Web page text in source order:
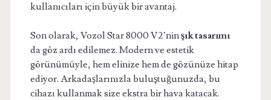
kullanıcıları için büyük bir avantaj.
Son olarak, Vozol Star 8000 V2’ninşık tasarımı
da göz ardı edilemez. Modern ve estetik
görünümüyle, hem elinize hem de gözünüze hitap
ediyor. Arkadaşlarınızla buluştuğunuzda, bu
cihazı kullanmak size ekstra bir hava katacak.